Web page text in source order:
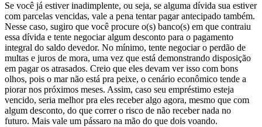
Se você já estiver inadimplente, ou seja, se alguma dívida sua estiver
com parcelas vencidas, vale a pena tentar pagar antecipado também.
Nesse caso, sugiro que você procure o(s) banco(s) em que contraiu
essa dívida e tente negociar algum desconto para o pagamento
integral do saldo devedor. No mínimo, tente negociar o perdão de
multas e juros de mora, uma vez que está demonstrando disposição
em pagar os atrasados. Creio que eles devam ver isso com bons
olhos, pois o mar não está pra peixe, o cenário econômico tende a
piorar nos próximos meses. Assim, caso seu empréstimo esteja
vencido, seria melhor pra eles receber algo agora, mesmo que com
algum desconto, do que correr o risco de não receber nada no
futuro. Mais vale um pássaro na mão do que dois voando.